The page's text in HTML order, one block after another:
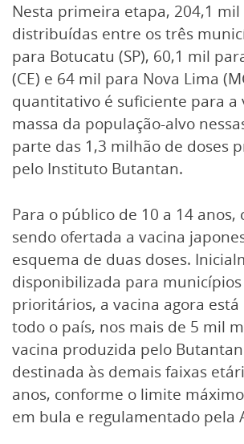
Nesta primeira etapa, 204,1 mil
distribuídas entre os três
para Botucatu (SP), 60,1 mil
(CE) e 64 mil para Nova Lima
quantitativo é suficiente para a
massa da população-alvo
parte das 1,3 milhão de doses
pelo Instituto Butantan.
Para o público de 10 a 14 anos,
sendo ofertada a vacina
esquema de duas doses.
disponibilizada para
prioritários, a vacina agora
todo o país, nos mais de 5 mil
vacina produzida pelo
destinada às demais faixas
anos, conforme o limite
em bula e regulamentado pela